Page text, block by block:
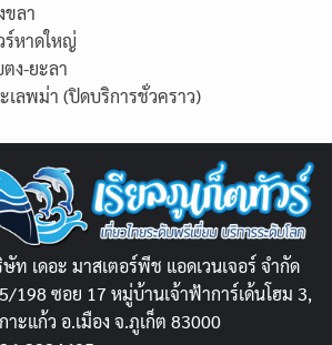
ลา
หาดใหญ่
ง-ยะลา
ลพม่า (ปิดบริการชั่วคราว)
ท เดอะ มาสเตอร์พีช แอดเวนเจอร์ จำกัด
198 ซอย 17 หมู่บ้านเจ้าฟ้าการ์เด้นโฮม 3,
าะแก้ว อ.เมือง จ.ภูเก็ต 83000